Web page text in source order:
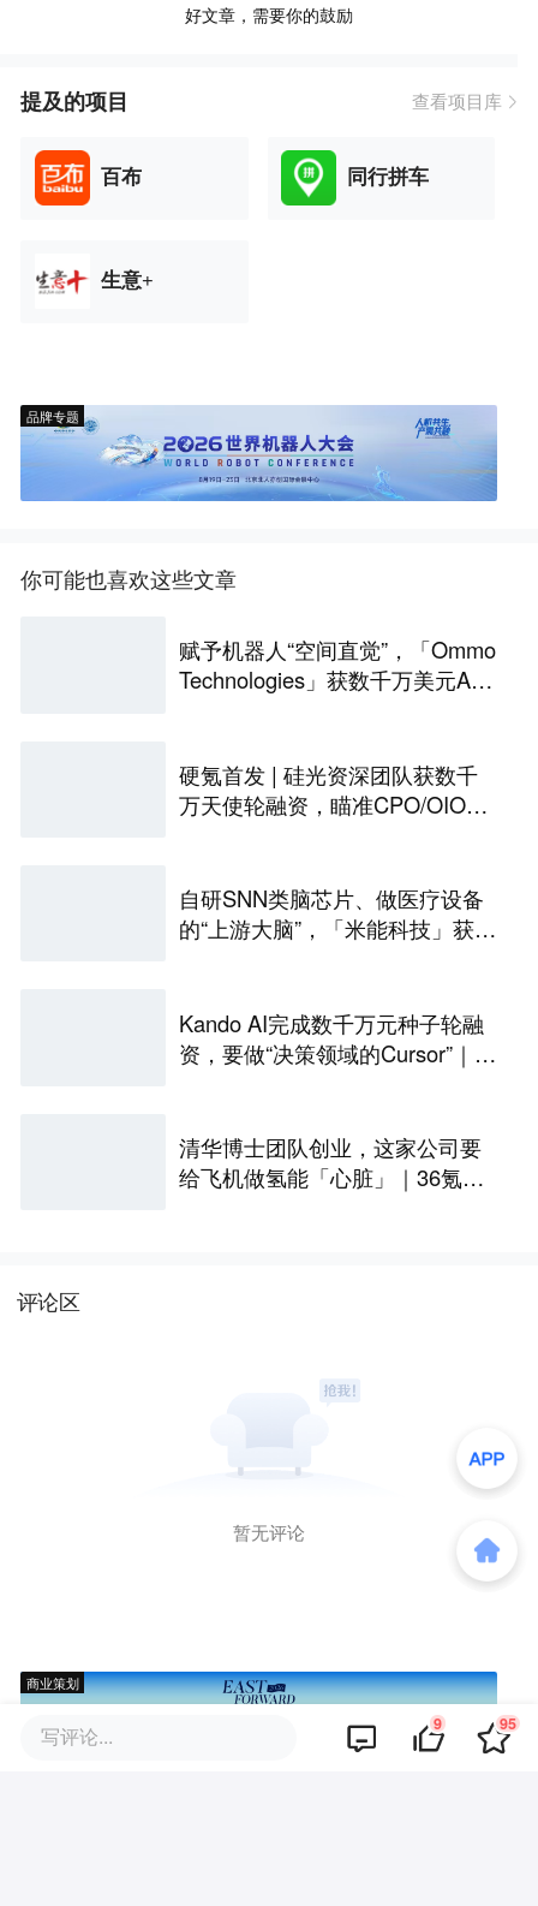
好文章，需要你的鼓励
提及的项目 查看项目库
百布 同行拼车
生意+
品牌专题
你可能也喜欢这些文章
赋予机器人“空间直觉”，「Ommo
Technologies」获数千万美元A轮
硬氪首发 | 硅光资深团队获数千
万天使轮融资，瞄准CPO/OIO下
自研SNN类脑芯片、做医疗设备
的“上游大脑”，「米能科技」获数
Kando AI完成数千万元种子轮融
资，要做“决策领域的Cursor”｜涌
清华博士团队创业，这家公司要
给飞机做氢能「心脏」｜36氪首
评论区
暂无评论
商业策划
写评论... 9 95